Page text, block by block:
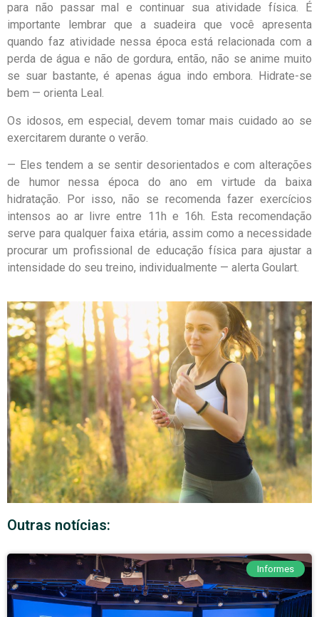
para não passar mal e continuar sua atividade física. É
importante lembrar que a suadeira que você apresenta
quando faz atividade nessa época está relacionada com a
perda de água e não de gordura, então, não se anime muito
se suar bastante, é apenas água indo embora. Hidrate-se
bem — orienta Leal.
Os idosos, em especial, devem tomar mais cuidado ao se
exercitarem durante o verão.
— Eles tendem a se sentir desorientados e com alterações
de humor nessa época do ano em virtude da baixa
hidratação. Por isso, não se recomenda fazer exercícios
intensos ao ar livre entre 11h e 16h. Esta recomendação
serve para qualquer faixa etária, assim como a necessidade
procurar um profissional de educação física para ajustar a
intensidade do seu treino, individualmente — alerta Goulart.
Outras notícias:
Informes